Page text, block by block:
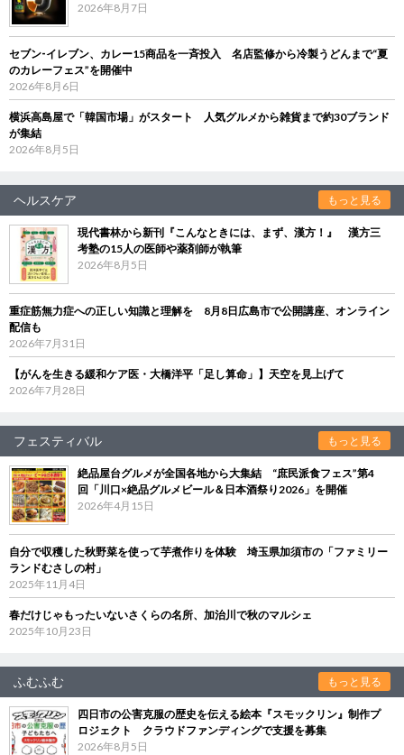
2026年8月7日
セブン‐イレブン、カレー15商品を一斉投入 名店監修から冷製うどんまで“夏
のカレーフェス”を開催中
2026年8月6日
横浜高島屋で「韓国市場」がスタート 人気グルメから雑貨まで約30ブランド
が集結
2026年8月5日
ヘルスケア もっと見る
現代書林から新刊『こんなときには、まず、漢方！』 漢方三
考塾の15人の医師や薬剤師が執筆
2026年8月5日
重症筋無力症への正しい知識と理解を 8月8日広島市で公開講座、オンライン
配信も
2026年7月31日
【がんを生きる緩和ケア医・大橋洋平「足し算命」】天空を見上げて
2026年7月28日
フェスティバル もっと見る
絶品屋台グルメが全国各地から大集結 “庶民派食フェス”第4
回「川口×絶品グルメビール＆日本酒祭り2026」を開催
2026年4月15日
自分で収穫した秋野菜を使って芋煮作りを体験 埼玉県加須市の「ファミリー
ランドむさしの村」
2025年11月4日
春だけじゃもったいないさくらの名所、加治川で秋のマルシェ
2025年10月23日
ふむふむ もっと見る
四日市の公害克服の歴史を伝える絵本『スモックリン』制作プ
ロジェクト クラウドファンディングで支援を募集
2026年8月5日